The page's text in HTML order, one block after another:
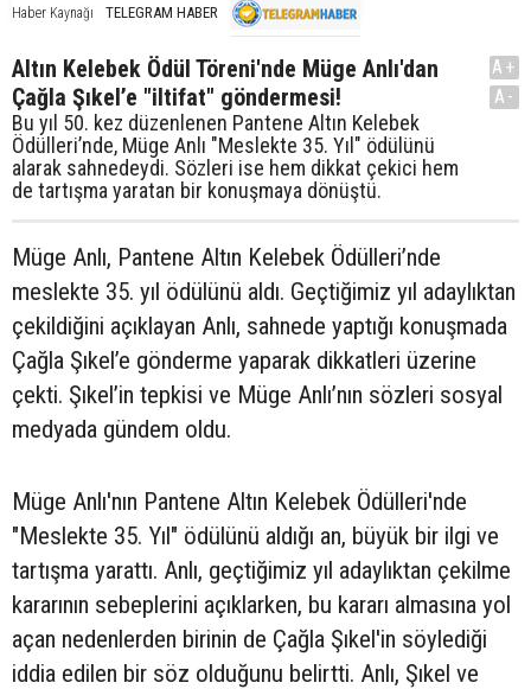
Haber Kaynağı TELEGRAM HABER
Altın Kelebek Ödül Töreni'nde Müge Anlı'dan
Çağla Şıkel’e "iltifat" göndermesi!
Bu yıl 50. kez düzenlenen Pantene Altın Kelebek
Ödülleri’nde, Müge Anlı "Meslekte 35. Yıl" ödülünü
alarak sahnedeydi. Sözleri ise hem dikkat çekici hem
de tartışma yaratan bir konuşmaya dönüştü.
A+
A-
Müge Anlı, Pantene Altın Kelebek Ödülleri’nde
meslekte 35. yıl ödülünü aldı. Geçtiğimiz yıl adaylıktan
çekildiğini açıklayan Anlı, sahnede yaptığı konuşmada
Çağla Şıkel’e gönderme yaparak dikkatleri üzerine
çekti. Şıkel’in tepkisi ve Müge Anlı’nın sözleri sosyal
medyada gündem oldu.
Müge Anlı'nın Pantene Altın Kelebek Ödülleri'nde
"Meslekte 35. Yıl" ödülünü aldığı an, büyük bir ilgi ve
tartışma yarattı. Anlı, geçtiğimiz yıl adaylıktan çekilme
kararının sebeplerini açıklarken, bu kararı almasına yol
açan nedenlerden birinin de Çağla Şıkel'in söylediği
iddia edilen bir söz olduğunu belirtti. Anlı, Şıkel ve